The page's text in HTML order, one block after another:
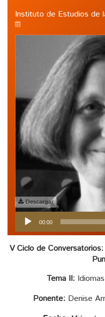
Instituto de Estudios de
Descargar
00:00
V Ciclo de
Tema II:
Ponente: Denise